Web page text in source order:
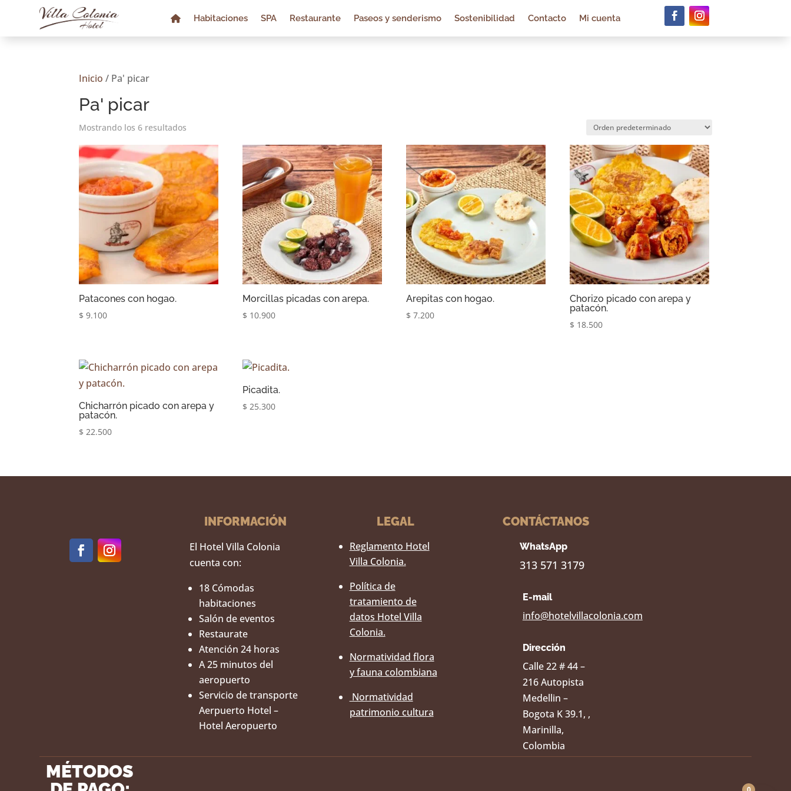
Habitaciones SPA Restaurante Paseos y senderismo Sostenibilidad Contacto Mi cuenta
Inicio / Pa' picar
Pa' picar
Mostrando los 6 resultados
Patacones con hogao.
$ 9.100
Morcillas picadas con arepa.
$ 10.900
Arepitas con hogao.
$ 7.200
Chorizo picado con arepa y
patacón.
$ 18.500
Chicharrón picado con arepa y
patacón.
$ 22.500
Picadita.
$ 25.300
INFORMACIÓN
El Hotel Villa Colonia
cuenta con:
18 Cómodas
habitaciones
Salón de eventos
Restaurate
Atención 24 horas
A 25 minutos del
aeropuerto
Servicio de transporte
Aerpuerto Hotel –
Hotel Aeropuerto
LEGAL
Reglamento Hotel
Villa Colonia.
Política de
tratamiento de
datos Hotel Villa
Colonia.
Normatividad flora
y fauna colombiana
Normatividad
patrimonio cultura
CONTÁCTANOS
WhatsApp
313 571 3179
E-mail
info@hotelvillacolonia.com
Dirección
Calle 22 # 44 –
216 Autopista
Medellin –
Bogota K 39.1, ,
Marinilla,
Colombia
MÉTODOS